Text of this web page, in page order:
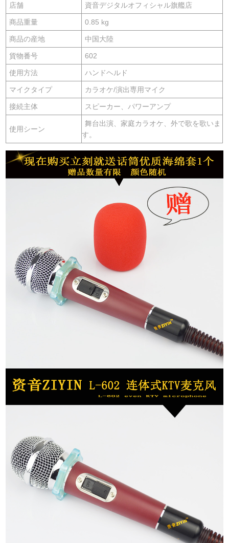
店舗 資音デジタルオフィシャル旗艦店
商品重量 0.85 kg
商品の産地 中国大陸
貨物番号 602
使用方法 ハンドヘルド
マイクタイプ カラオケ/演出専用マイク
接続主体 スピーカー、パワーアンプ
使用シーン
舞台出演、家庭カラオケ、外で歌を歌いま
す。